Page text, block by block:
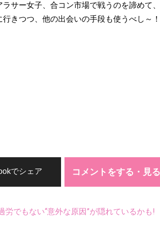
サー女子、合コン市場で戦うのを諦めて
きつつ、他の出会いの手段も使うべし～！
コメントをする・見る
でシェア
でもない“意外な原因”が隠れているかも!